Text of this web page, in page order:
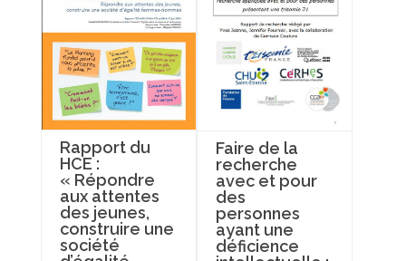
Rapport du
HCE :
« Répondre
aux attentes
des jeunes,
construire une
société
Faire de la
recherche
avec et pour
des
personnes
ayant une
déficience